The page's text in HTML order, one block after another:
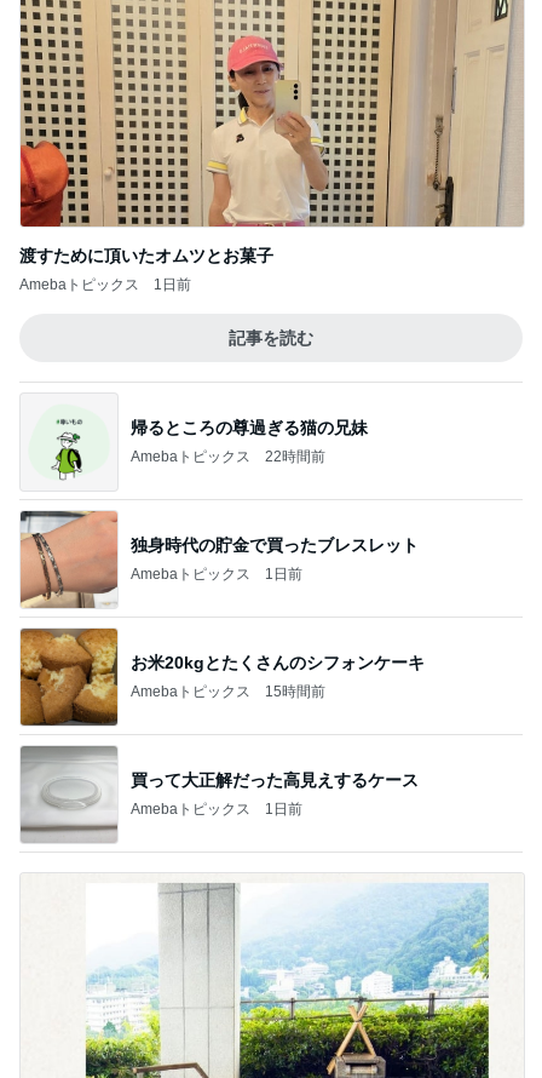
渡すために頂いたオムツとお菓子
Amebaトピックス 1日前
記事を読む
帰るところの尊過ぎる猫の兄妹
Amebaトピックス 22時間前
独身時代の貯金で買ったブレスレット
Amebaトピックス 1日前
お米20kgとたくさんのシフォンケーキ
Amebaトピックス 15時間前
買って大正解だった高見えするケース
Amebaトピックス 1日前